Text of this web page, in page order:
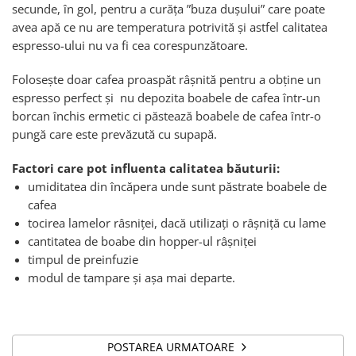
secunde, în gol, pentru a curăța ”buza dușului” care poate
avea apă ce nu are temperatura potrivită și astfel calitatea
espresso-ului nu va fi cea corespunzătoare.
Folosește doar cafea proaspăt râșnită pentru a obține un
espresso perfect și nu depozita boabele de cafea într-un
borcan închis ermetic ci păstează boabele de cafea într-o
pungă care este prevăzută cu supapă.
Factori care pot influenta calitatea băuturii:
umiditatea din încăpera unde sunt păstrate boabele de
cafea
tocirea lamelor râsniței, dacă utilizați o râșniță cu lame
cantitatea de boabe din hopper-ul râșniței
timpul de preinfuzie
modul de tampare și așa mai departe.
POSTAREA URMATOARE